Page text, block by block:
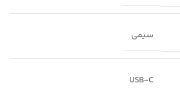
سیمی
USB-C